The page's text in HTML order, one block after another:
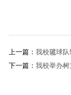
上一篇： 我校毽球
下一篇： 我校举办